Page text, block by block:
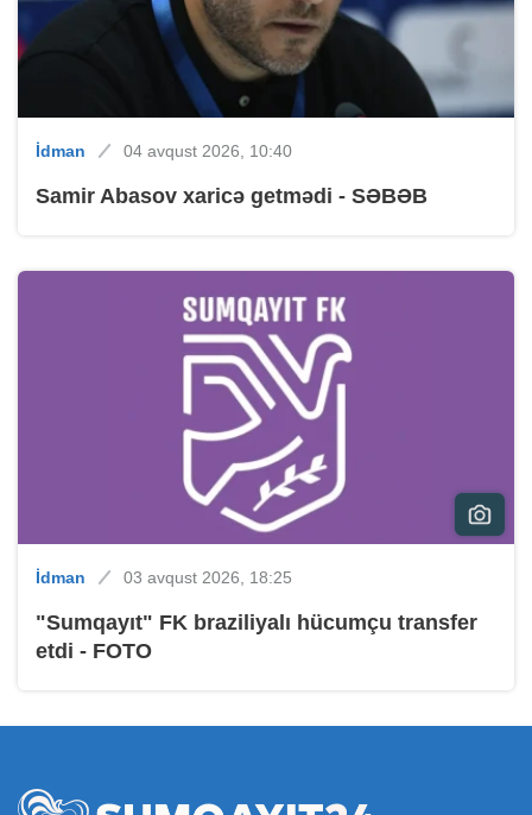
İdman 04 avqust 2026, 10:40
Samir Abasov xaricə getmədi - SƏBƏB
İdman 03 avqust 2026, 18:25
"Sumqayıt" FK braziliyalı hücumçu transfer
etdi - FOTO